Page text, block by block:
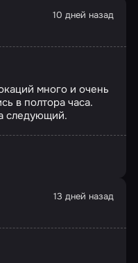
10 дней назад
много и очень
в полтора часа.
следующий.
13 дней назад